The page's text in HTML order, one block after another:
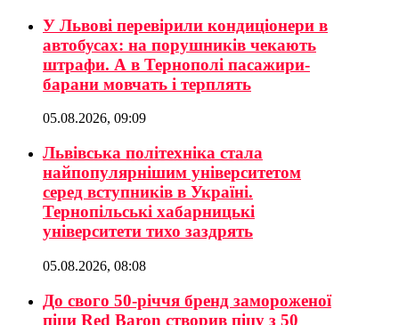
У Львові перевірили кондиціонери в
автобусах: на порушників чекають
штрафи. А в Тернополі пасажири-
барани мовчать і терплять
05.08.2026, 09:09
Львівська політехніка стала
найпопулярнішим університетом
серед вступників в Україні.
Тернопільські хабарницькі
університети тихо заздрять
05.08.2026, 08:08
До свого 50-річчя бренд замороженої
піци Red Baron створив піцу з 50